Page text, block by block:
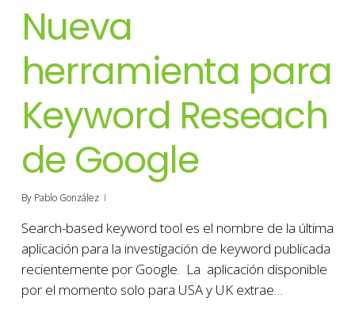
Nueva
herramienta para
Keyword Reseach
de Google
By Pablo González
Search-based keyword tool es el nombre de la última
aplicación para la investigación de keyword publicada
recientemente por Google. La aplicación disponible
por el momento solo para USA y UK extrae…